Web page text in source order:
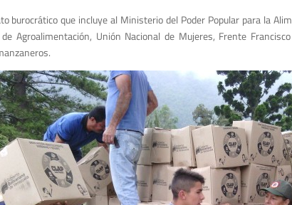
burocrático que incluye al Ministerio del Poder Popular para la
Agroalimentación, Unión Nacional de Mujeres, Frente